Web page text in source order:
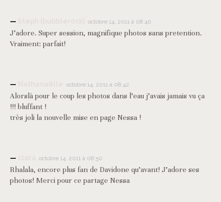
octobre 14, 2011 à 08:40
J’adore. Super session, magnifique photos sans pretention.
Vraiment: parfait!
octobre 14, 2011 à 08:42
Alorslà pour le coup les photos dans l’eau j’avais jamais vu ça
!!! bluffant !
très joli la nouvelle mise en page Nessa !
octobre 14, 2011 à 08:50
Rhalala, encore plus fan de Davidone qu’avant! J’adore ses
photos! Merci pour ce partage Nessa